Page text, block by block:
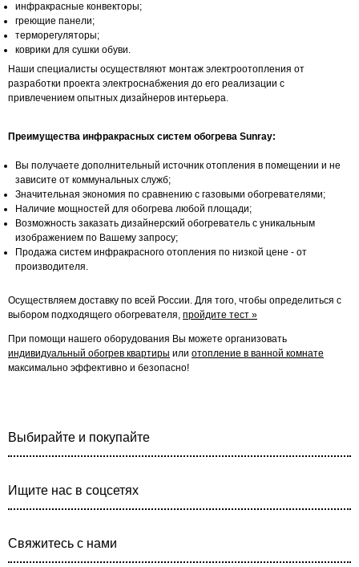
инфракрасные конвекторы;
греющие панели;
терморегуляторы;
коврики для сушки обуви.
Наши специалисты осуществляют монтаж электроотопления от
разработки проекта электроснабжения до его реализации с
привлечением опытных дизайнеров интерьера.
Преимущества инфракрасных систем обогрева Sunray:
Вы получаете дополнительный источник отопления в помещении и не
зависите от коммунальных служб;
Значительная экономия по сравнению с газовыми обогревателями;
Наличие мощностей для обогрева любой площади;
Возможность заказать дизайнерский обогреватель с уникальным
изображением по Вашему запросу;
Продажа систем инфракрасного отопления по низкой цене - от
производителя.
Осуществляем доставку по всей России. Для того, чтобы определиться с
выбором подходящего обогревателя, пройдите тест »
При помощи нашего оборудования Вы можете организовать
индивидуальный обогрев квартиры или отопление в ванной комнате
максимально эффективно и безопасно!
Выбирайте и покупайте
Ищите нас в соцсетях
Свяжитесь с нами